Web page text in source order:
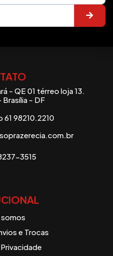
- QE 01 térreo loja 13.
Brasília - DF
61 98210.2210
3515
e Trocas